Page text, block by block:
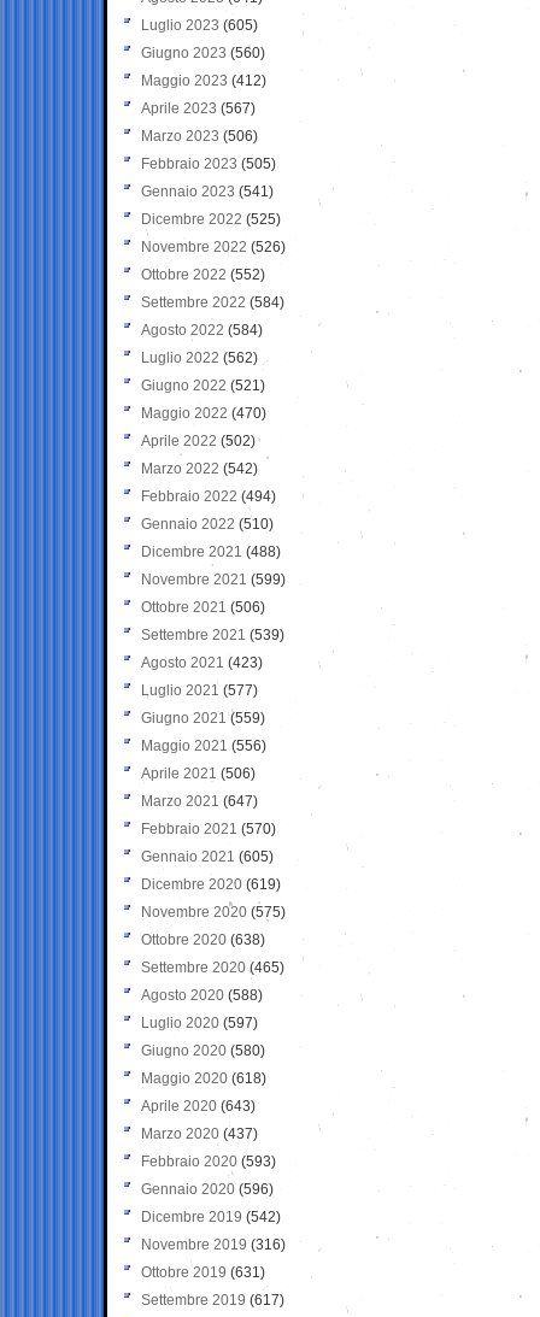
Luglio 2023 (605)
Giugno 2023 (560)
Maggio 2023 (412)
Aprile 2023 (567)
Marzo 2023 (506)
Febbraio 2023 (505)
Gennaio 2023 (541)
Dicembre 2022 (525)
Novembre 2022 (526)
Ottobre 2022 (552)
Settembre 2022 (584)
Agosto 2022 (584)
Luglio 2022 (562)
Giugno 2022 (521)
Maggio 2022 (470)
Aprile 2022 (502)
Marzo 2022 (542)
Febbraio 2022 (494)
Gennaio 2022 (510)
Dicembre 2021 (488)
Novembre 2021 (599)
Ottobre 2021 (506)
Settembre 2021 (539)
Agosto 2021 (423)
Luglio 2021 (577)
Giugno 2021(559)
Maggio 2021 (556)
Aprile 2021 (506)
Marzo 2021 (647)
Febbraio 2021 (570)
Gennaio 2021 (605)
Dicembre 2020 (619)
Novembre 2020 (575)
Ottobre 2020 (638)
Settembre 2020(465)
Agosto 2020 (588)
Luglio 2020 (597)
Giugno 2020 (580)
Maggio 2020 (618)
Aprile 2020 (643)
Marzo 2020 (437)
Febbraio 2020 (593)
Gennaio 2020 (596)
Dicembre 2019 (542)
Novembre 2019 (316)
Ottobre 2019 (631)
Settembre 2019 (617)